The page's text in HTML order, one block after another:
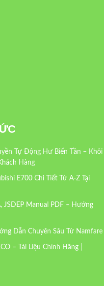
Tự Động Hư Biến Tần – Khôi
Hàng
E700 Chi Tiết Từ A-Z Tại
JSDEP Manual PDF – Hướng
Dẫn Chuyên Sâu Từ Namfare
– Tài Liệu Chính Hãng |